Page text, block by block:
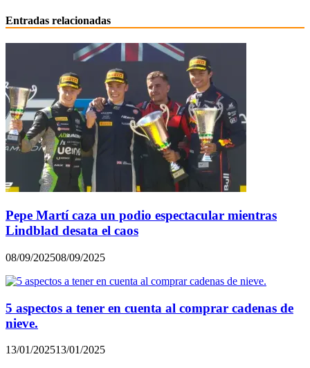
Entradas relacionadas
Pepe Martí caza un podio espectacular mientras
Lindblad desata el caos
08/09/202508/09/2025
5 aspectos a tener en cuenta al comprar cadenas de
nieve.
13/01/202513/01/2025